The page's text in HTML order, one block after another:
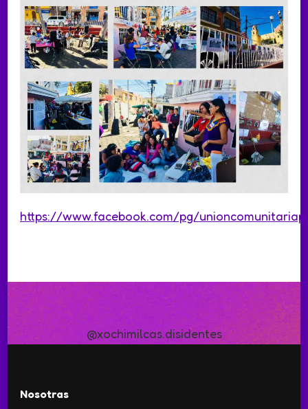
https://www.facebook.com/pg/
@xochimilcas.disidentes
Nosotras